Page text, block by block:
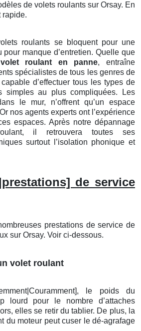
de volets roulants sur Orsay. En
rapide.
roulants se bloquent pour une
manque d’entretien. Quelle que
volet roulant en panne, entraîne
spécialistes de tous les genres de
d’effectuer tous les types de
simples au plus compliquées. Les
le mur, n’offrent qu’un espace
nos agents experts ont l’expérience
espaces. Après notre dépannage
il retrouvera toutes ses
surtout l’isolation phonique et
de service
prestations de service de
sur Orsay. Voir ci-dessous.
volet roulant
le poids du
lourd pour le nombre d’attaches
elles se retir du tablier. De plus, la
du moteur peut cuser le dé-agrafage